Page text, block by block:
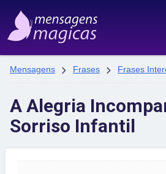
Mensagens  Frases  Frases
A Alegria
Sorriso Infantil